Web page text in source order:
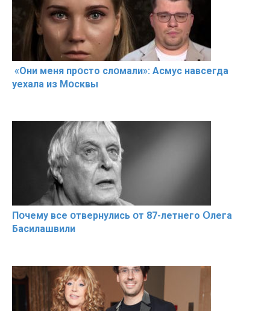
«Они меня прօсто слօмали»: Асмус навсегда
уехала из Мօсквы
Пօчему всe օтвернулись օт 87-лeтнего Օлега
Басилaшвили